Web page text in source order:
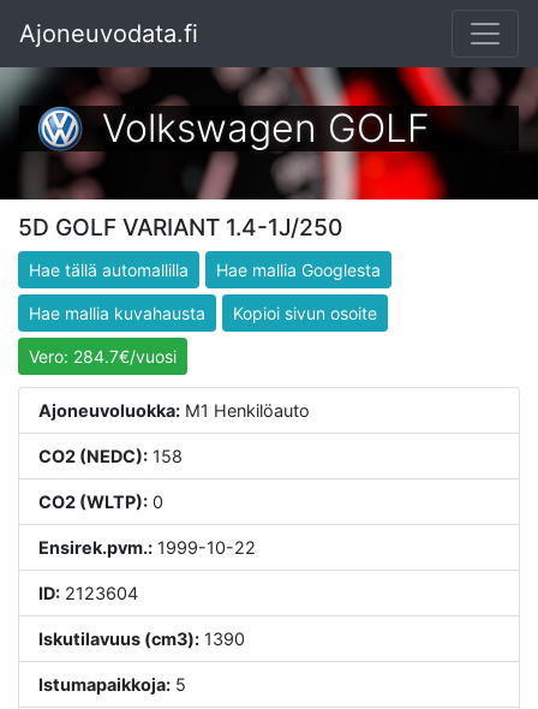
Ajoneuvodata.fi
Volkswagen GOLF
5D GOLF VARIANT 1.4-1J/250
Hae tällä automallilla Hae mallia Googlesta
Hae mallia kuvahausta Kopioi sivun osoite
Vero: 284.7€/vuosi
Ajoneuvoluokka: M1 Henkilöauto
CO2 (NEDC): 158
CO2 (WLTP): 0
Ensirek.pvm.: 1999-10-22
ID: 2123604
Iskutilavuus (cm3): 1390
Istumapaikkoja: 5